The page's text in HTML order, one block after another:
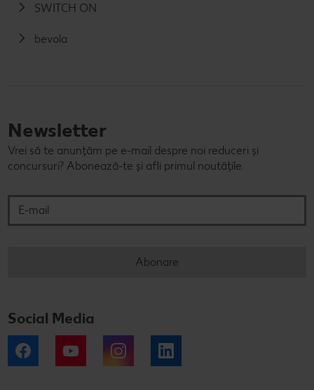
SWITCH ON
bevola
Newsletter
Vrei să te anunțăm pe e-mail despre noi reduceri și
concursuri? Abonează-te și afli primul noutățile.
Abonare
Social Media
Facebook YouTube Instagram